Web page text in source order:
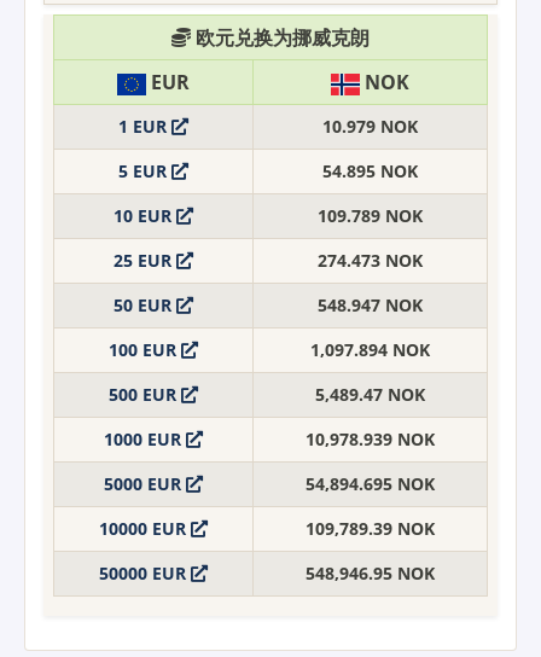
欧元兑换为挪威克朗
EUR
NOK
1 EUR
10.979 NOK
5 EUR
54.895 NOK
10 EUR
109.789 NOK
25 EUR
274.473 NOK
50 EUR
548.947 NOK
100 EUR
1,097.894 NOK
500 EUR
5,489.47 NOK
1000 EUR
10,978.939 NOK
5000 EUR
54,894.695 NOK
10000 EUR
109,789.39 NOK
50000 EUR
548,946.95 NOK